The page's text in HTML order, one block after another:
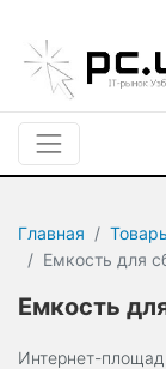
Главная
Емкость для
Емкость
Интернет-